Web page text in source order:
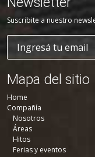
Suscribite a nuestro
Mapa del sitio
Home
Compañía
Nosotros
Áreas
Hitos
Ferias y eventos